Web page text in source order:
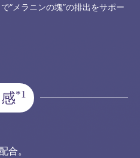
“メラニンの塊”の排出をサポー
*1
合。